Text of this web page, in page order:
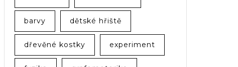
barvy dětské hřiště
dřevěné kostky experiment